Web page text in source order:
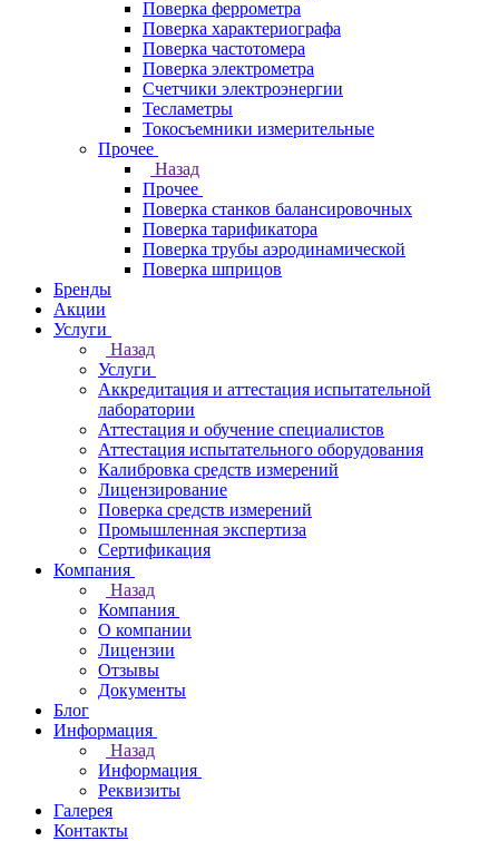
Поверка феррометра
Поверка характериографа
Поверка частотомера
Поверка электрометра
Счетчики электроэнергии
Тесламетры
Токосъемники измерительные
Прочее
Назад
Прочее
Поверка станков балансировочных
Поверка тарификатора
Поверка трубы аэродинамической
Поверка шприцов
Бренды
Акции
Услуги
Назад
Услуги
Аккредитация и аттестация испытательной
лаборатории
Аттестация и обучение специалистов
Аттестация испытательного оборудования
Калибровка средств измерений
Лицензирование
Поверка средств измерений
Промышленная экспертиза
Сертификация
Компания
Назад
Компания
О компании
Лицензии
Отзывы
Документы
Блог
Информация
Назад
Информация
Реквизиты
Галерея
Контакты